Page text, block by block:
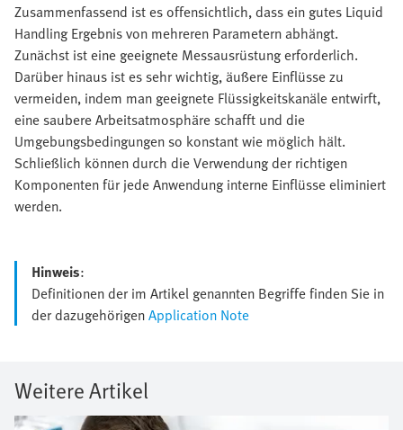
Zusammenfassend ist es offensichtlich, dass ein gutes Liquid
Handling Ergebnis von mehreren Parametern abhängt.
Zunächst ist eine geeignete Messausrüstung erforderlich.
Darüber hinaus ist es sehr wichtig, äußere Einflüsse zu
vermeiden, indem man geeignete Flüssigkeitskanäle entwirft,
eine saubere Arbeitsatmosphäre schafft und die
Umgebungsbedingungen so konstant wie möglich hält.
Schließlich können durch die Verwendung der richtigen
Komponenten für jede Anwendung interne Einflüsse eliminiert
werden.
Hinweis:
Definitionen der im Artikel genannten Begriffe finden Sie in
der dazugehörigenApplication Note
Weitere Artikel